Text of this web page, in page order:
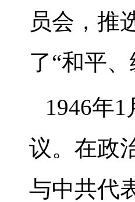
员会，推
了“和平
1946年
议。在政
与中共代